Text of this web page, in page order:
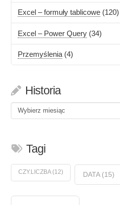
Excel – formuły tablicowe (120)
Excel – Power Query (34)
Przemyślenia(4)
Historia
Historia
Tagi
CZY.LICZBA(12) DATA(15)